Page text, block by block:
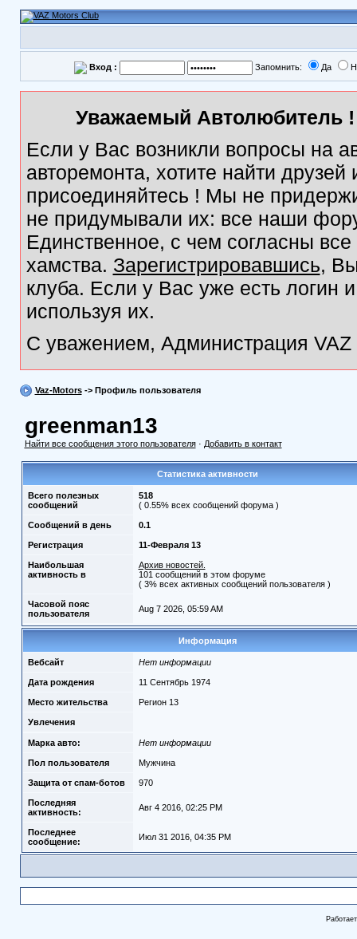
Вход : Запомнить: Да
Уважаемый Автолюбитель
Если у Вас возникли вопросы на
авторемонта, хотите найти
присоединяйтесь ! Мы не
не придумывали их: все наши
Единственное, с чем согласны
хамства. Зарегистрировавшись,
клуба. Если у Вас уже есть логин
используя их.
С уважением, Администрация VAZ
Vaz-Motors-> Профиль пользователя
greenman13
Найти все сообщения этого пользователя· Добавить в контакт
Статистика активности
Всего полезных
сообщений
518
( 0.55% всех сообщений форума )
Сообщений в день 0.1
Регистрация 11-Февраля 13
Наибольшая
активность в
Архив новостей.
101 сообщений в этом форуме
( 3% всех активных сообщений пользователя )
Часовой пояс
пользователя
Aug 7 2026, 05:59 AM
Информация
Вебсайт Нет информации
Дата рождения 11 Сентябрь 1974
Место жительства Регион 13
Увлечения
Марка авто: Нет информации
Пол пользователя Мужчина
Защита от спам-ботов 970
Последняя
активность:
Авг 4 2016, 02:25 PM
Последнее
сообщение:
Июл 31 2016, 04:35 PM